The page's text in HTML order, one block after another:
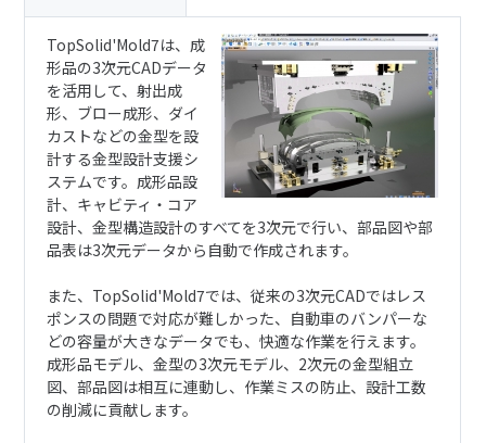
TopSolid'Mold7は、成
形品の3次元CADデータ
を活用して、射出成
形、ブロー成形、ダイ
カストなどの金型を設
計する金型設計支援シ
ステムです。成形品設
計、キャビティ・コア
設計、金型構造設計のすべてを3次元で行い、部品図や部
品表は3次元データから自動で作成されます。
また、TopSolid'Mold7では、従来の3次元CADではレス
ポンスの問題で対応が難しかった、自動車のバンパーな
どの容量が大きなデータでも、快適な作業を行えます。
成形品モデル、金型の3次元モデル、2次元の金型組立
図、部品図は相互に連動し、作業ミスの防止、設計工数
の削減に貢献します。